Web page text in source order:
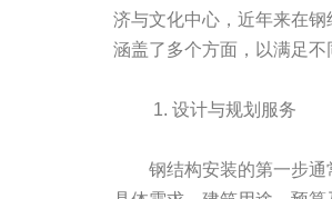
济与文化中心，近年来在
涵盖了多个方面，以满足不
1. 设计与规划服务
钢结构安装的第一步